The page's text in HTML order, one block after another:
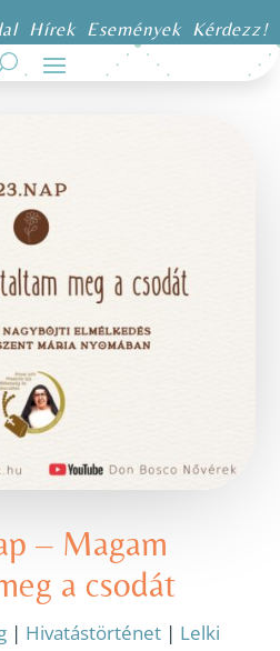
Hírek Események Kérdezz!
– Magam
a csodát
| Hivatástörténet | Lelki